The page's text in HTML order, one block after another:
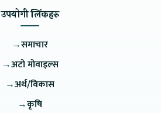
उपयोगी लिंकहरु
→समाचार
→अटो मोवाइल्स
→अर्थ/विकास
→कृषि